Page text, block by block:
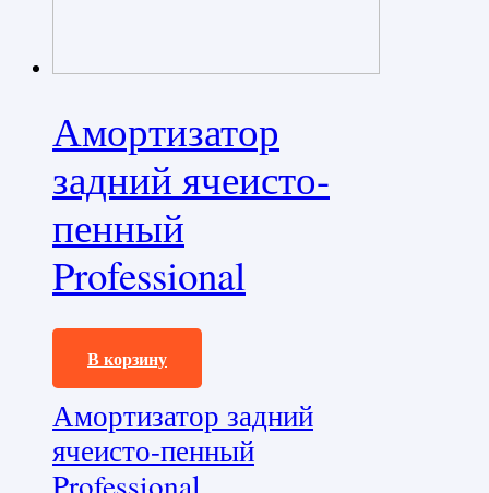
Амортизатор
задний ячеисто-
пенный
Professional
16000,0₽
В корзину
Амортизатор задний
ячеисто-пенный
Professional